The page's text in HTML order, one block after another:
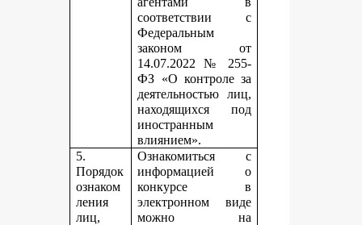
соответствии с
Федеральным
законом от
14.07.2022 № 255-
ФЗ «О контроле за
деятельностью лиц,
находящихся под
иностранным
влиянием».
5.
Порядок
ознаком
ления
лиц,
Ознакомиться с
информацией о
конкурсе в
электронном виде
можно на